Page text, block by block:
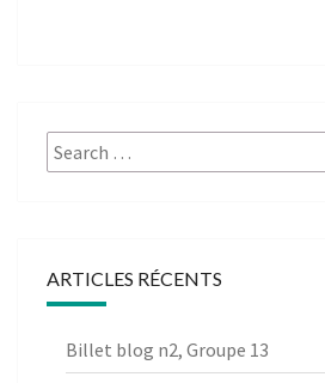
Search
for:
ARTICLES RÉCENTS
Billet blog n2, Groupe 13